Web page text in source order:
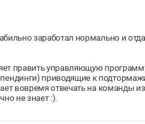
заработал нормально и
править управляющую
приводящие к
вовремя отвечать на команды
не знает :).